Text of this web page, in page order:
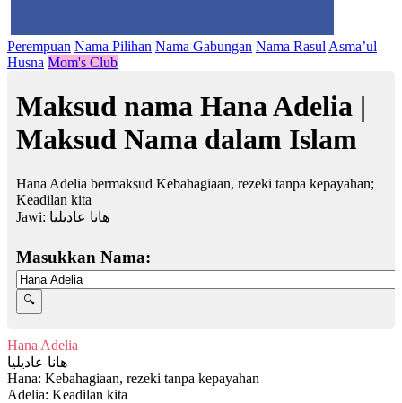
Perempuan Nama Pilihan Nama Gabungan Nama Rasul Asma’ul
Husna Mom's Club
Maksud nama Hana Adelia |
Maksud Nama dalam Islam
Hana Adelia bermaksud Kebahagiaan, rezeki tanpa kepayahan;
Keadilan kita
Jawi: هانا عاديليا
Masukkan Nama:
Hana Adelia
هانا عاديليا
Hana: Kebahagiaan, rezeki tanpa kepayahan
Adelia: Keadilan kita